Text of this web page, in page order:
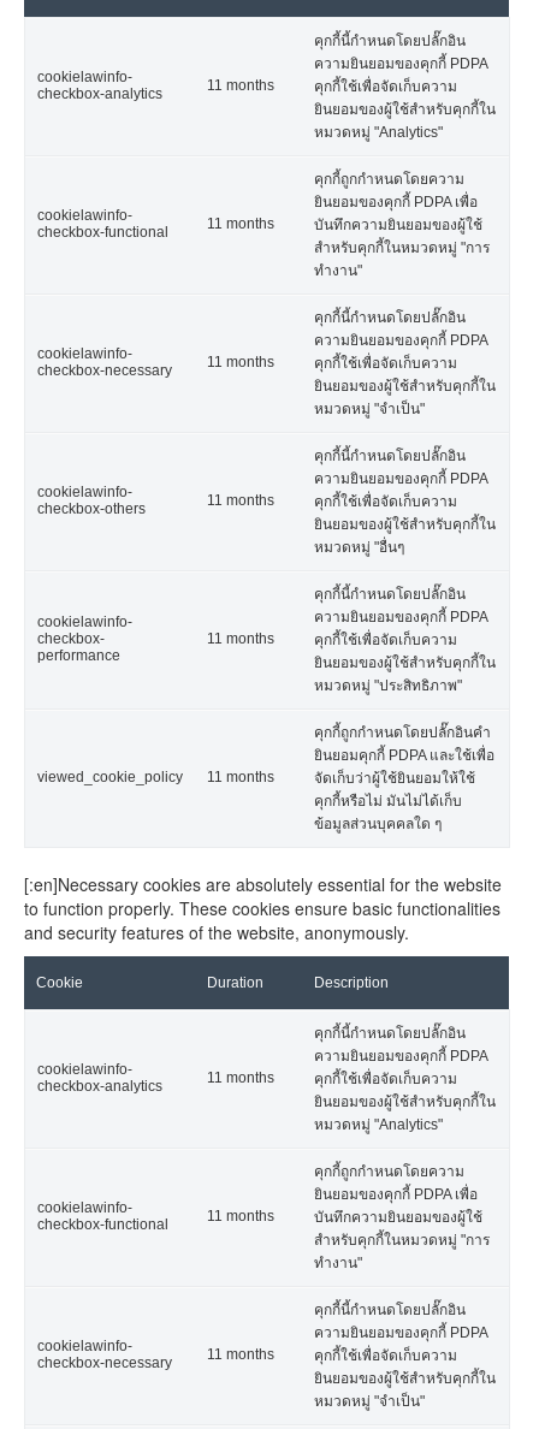
cookielawinfo-
checkbox-analytics
11 months
คุกกี้นี้กำหนดโดยปลั๊กอิน
ความยินยอมของคุกกี้ PDPA
คุกกี้ใช้เพื่อจัดเก็บความ
ยินยอมของผู้ใช้สำหรับคุกกี้ใน
หมวดหมู่ "Analytics"
cookielawinfo-
checkbox-functional
11 months
คุกกี้ถูกกำหนดโดยความ
ยินยอมของคุกกี้ PDPA เพื่อ
บันทึกความยินยอมของผู้ใช้
สำหรับคุกกี้ในหมวดหมู่ "การ
ทำงาน"
cookielawinfo-
checkbox-necessary
11 months
คุกกี้นี้กำหนดโดยปลั๊กอิน
ความยินยอมของคุกกี้ PDPA
คุกกี้ใช้เพื่อจัดเก็บความ
ยินยอมของผู้ใช้สำหรับคุกกี้ใน
หมวดหมู่ "จำเป็น"
cookielawinfo-
checkbox-others
11 months
คุกกี้นี้กำหนดโดยปลั๊กอิน
ความยินยอมของคุกกี้ PDPA
คุกกี้ใช้เพื่อจัดเก็บความ
ยินยอมของผู้ใช้สำหรับคุกกี้ใน
หมวดหมู่ "อื่นๆ
cookielawinfo-
checkbox-
performance
11 months
คุกกี้นี้กำหนดโดยปลั๊กอิน
ความยินยอมของคุกกี้ PDPA
คุกกี้ใช้เพื่อจัดเก็บความ
ยินยอมของผู้ใช้สำหรับคุกกี้ใน
หมวดหมู่ "ประสิทธิภาพ"
viewed_cookie_policy 11 months
คุกกี้ถูกกำหนดโดยปลั๊กอินคำ
ยินยอมคุกกี้ PDPA และใช้เพื่อ
จัดเก็บว่าผู้ใช้ยินยอมให้ใช้
คุกกี้หรือไม่ มันไม่ได้เก็บ
ข้อมูลส่วนบุคคลใด ๆ
[:en]Necessary cookies are absolutely essential for the website
to function properly. These cookies ensure basic functionalities
and security features of the website, anonymously.
Cookie Duration Description
cookielawinfo-
checkbox-analytics
11 months
คุกกี้นี้กำหนดโดยปลั๊กอิน
ความยินยอมของคุกกี้ PDPA
คุกกี้ใช้เพื่อจัดเก็บความ
ยินยอมของผู้ใช้สำหรับคุกกี้ใน
หมวดหมู่ "Analytics"
cookielawinfo-
checkbox-functional
11 months
คุกกี้ถูกกำหนดโดยความ
ยินยอมของคุกกี้ PDPA เพื่อ
บันทึกความยินยอมของผู้ใช้
สำหรับคุกกี้ในหมวดหมู่ "การ
ทำงาน"
cookielawinfo-
checkbox-necessary
11 months
คุกกี้นี้กำหนดโดยปลั๊กอิน
ความยินยอมของคุกกี้ PDPA
คุกกี้ใช้เพื่อจัดเก็บความ
ยินยอมของผู้ใช้สำหรับคุกกี้ใน
หมวดหมู่ "จำเป็น"